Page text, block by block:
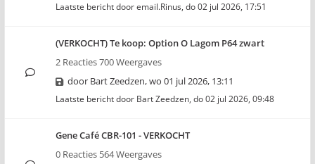
Laatste bericht dooremail.Rinus, do 02 jul 2026, 17:51
(VERKOCHT) Te koop: Option O Lagom P64 zwart
2 Reacties 700 Weergaves
door Bart Zeedzen,wo 01 jul 2026, 13:11
Laatste bericht door Bart Zeedzen, do 02 jul 2026, 09:48
Gene Café CBR-101 - VERKOCHT
0 Reacties 564 Weergaves